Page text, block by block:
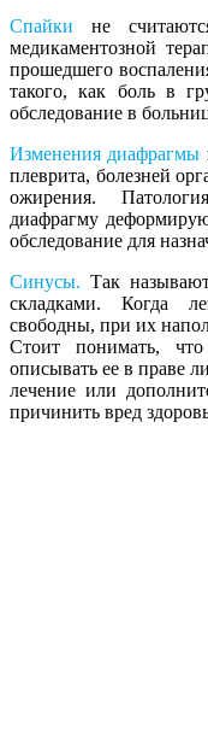
Спайки не
медикаментозной
прошедшего
такого, как боль в
обследование в
Изменения диафрагмы
плеврита, болезней
ожирения.
диафрагму
обследование для
Синусы. Так
складками. Когда
свободны, при их
Стоит понимать,
описывать ее в праве
лечение или
причинить вред